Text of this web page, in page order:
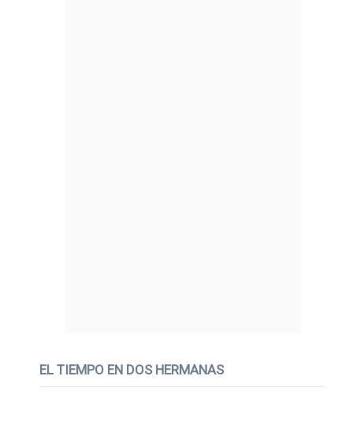
EL TIEMPO EN DOS HERMANAS